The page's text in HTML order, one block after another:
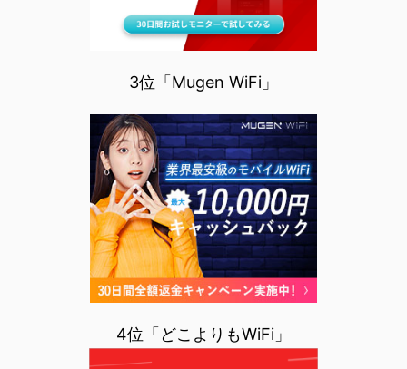
3位「Mugen WiFi」
4位「どこよりもWiFi」